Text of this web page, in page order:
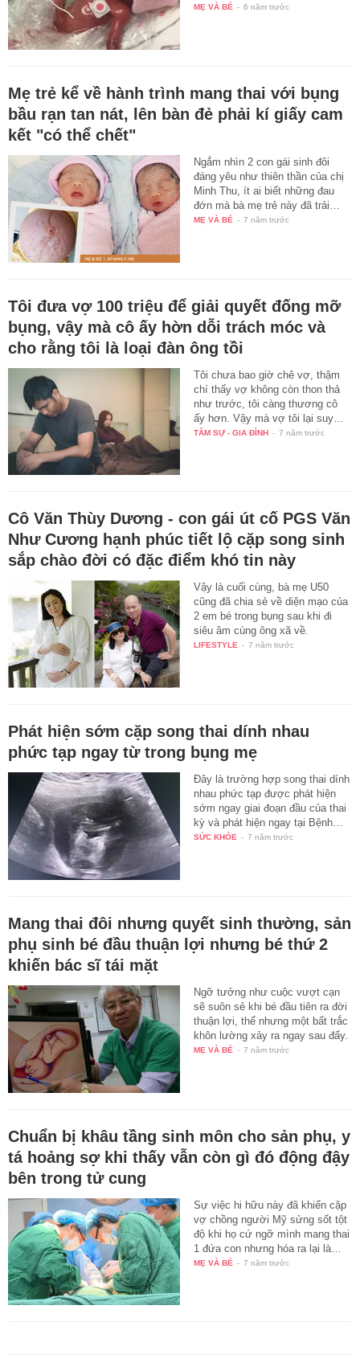
MẸ VÀ BÉ - 6 năm trước
Mẹ trẻ kể về hành trình mang thai với bụng
bầu rạn tan nát, lên bàn đẻ phải kí giấy cam
kết "có thể chết"
Ngắm nhìn 2 con gái sinh đôi
đáng yêu như thiên thần của chị
Minh Thu, ít ai biết những đau
đớn mà bà mẹ trẻ này đã trải…
MẸ VÀ BÉ - 7 năm trước
Tôi đưa vợ 100 triệu để giải quyết đống mỡ
bụng, vậy mà cô ấy hờn dỗi trách móc và
cho rằng tôi là loại đàn ông tồi
Tôi chưa bao giờ chê vợ, thậm
chí thấy vợ không còn thon thả
như trước, tôi càng thương cô
ấy hơn. Vậy mà vợ tôi lại suy…
TÂM SỰ - GIA ĐÌNH - 7 năm trước
Cô Văn Thùy Dương - con gái út cố PGS Văn
Như Cương hạnh phúc tiết lộ cặp song sinh
sắp chào đời có đặc điểm khó tin này
Vậy là cuối cùng, bà mẹ U50
cũng đã chia sẻ về diện mạo của
2 em bé trong bụng sau khi đi
siêu âm cùng ông xã về.
LIFESTYLE - 7 năm trước
Phát hiện sớm cặp song thai dính nhau
phức tạp ngay từ trong bụng mẹ
Đây là trường hợp song thai dính
nhau phức tạp được phát hiện
sớm ngay giai đoạn đầu của thai
kỳ và phát hiện ngay tại Bệnh…
SỨC KHỎE - 7 năm trước
Mang thai đôi nhưng quyết sinh thường, sản
phụ sinh bé đầu thuận lợi nhưng bé thứ 2
khiến bác sĩ tái mặt
Ngỡ tưởng như cuộc vượt cạn
sẽ suôn sẻ khi bé đầu tiên ra đời
thuận lợi, thế nhưng một bất trắc
khôn lường xảy ra ngay sau đấy.
MẸ VÀ BÉ - 7 năm trước
Chuẩn bị khâu tầng sinh môn cho sản phụ, y
tá hoảng sợ khi thấy vẫn còn gì đó động đậy
bên trong tử cung
Sự việc hi hữu này đã khiến cặp
vợ chồng người Mỹ sửng sốt tột
độ khi họ cứ ngỡ mình mang thai
1 đứa con nhưng hóa ra lại là…
MẸ VÀ BÉ - 7 năm trước